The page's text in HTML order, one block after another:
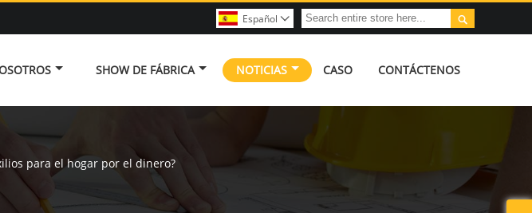

Español 
SHOW DE FÁBRICA NOTICIAS CASO CONTÁCTENOS
para el hogar por el dinero?